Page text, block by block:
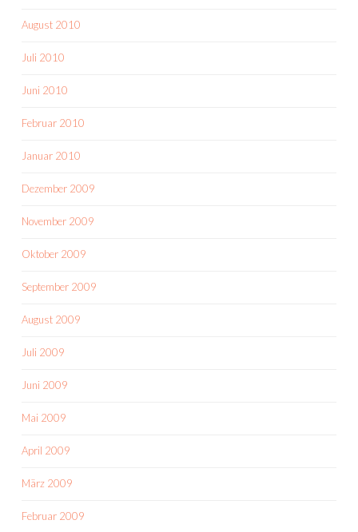
August 2010
Juli 2010
Juni 2010
Februar 2010
Januar 2010
Dezember 2009
November 2009
Oktober 2009
September 2009
August 2009
Juli 2009
Juni 2009
Mai 2009
April 2009
März 2009
Februar 2009